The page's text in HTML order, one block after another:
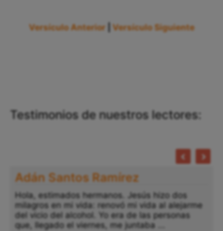
Versículo Anterior Versículo Siguiente
Testimonios de nuestros lectores:
Adán Santos Ramírez
Hola, estimados hermanos. Jesús hizo dos
milagros en mi vida: renovó mi vida al alejarme
del vicio del alcohol. Yo era de las personas
que, llegado el viernes, me juntaba ...